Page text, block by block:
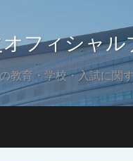
フィシャ
教育・学校・入試に関